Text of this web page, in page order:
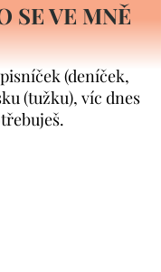
SE VE MNĚ
(deníček,
(tužku), víc dnes